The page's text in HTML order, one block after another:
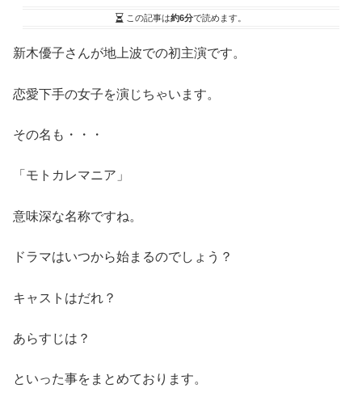
この記事は約6分で読めます。
新木優子さんが地上波での初主演です。
恋愛下手の女子を演じちゃいます。
その名も・・・
「モトカレマニア」
意味深な名称ですね。
ドラマはいつから始まるのでしょう？
キャストはだれ？
あらすじは？
といった事をまとめております。